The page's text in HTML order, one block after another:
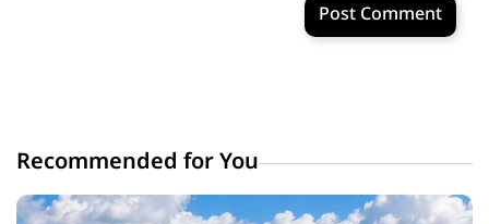
Post Comment
Recommended for You